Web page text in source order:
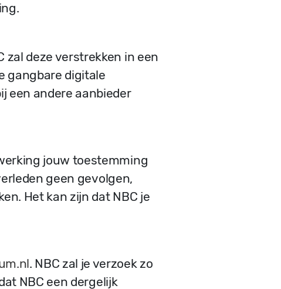
zal deze verstrekken in een
gangbare digitale
een andere aanbieder
jouw toestemming
geen gevolgen,
Het kan zijn dat NBC je
. NBC zal je verzoek zo
NBC een dergelijk